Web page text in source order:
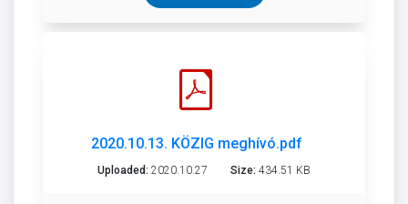
2020.10.13. KÖZIG meghívó.pdf
Uploaded: 2020.10.27 Size: 434.51 KB